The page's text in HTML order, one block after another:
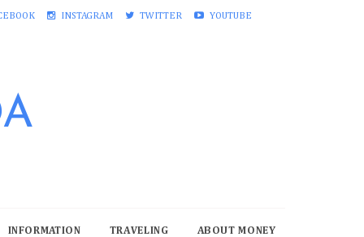
INSTAGRAM TWITTER YOUTUBE
INFORMATION TRAVELING ABOUT MONEY